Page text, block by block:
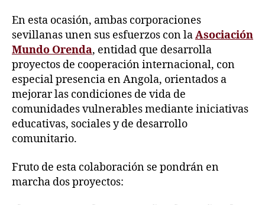
En esta ocasión, ambas corporaciones
sevillanas unen sus esfuerzos con laAsociación
Mundo Orenda, entidad que desarrolla
proyectos de cooperación internacional, con
especial presencia en Angola, orientados a
mejorar las condiciones de vida de
comunidades vulnerables mediante iniciativas
educativas, sociales y de desarrollo
comunitario.
Fruto de esta colaboración se pondrán en
marcha dos proyectos: